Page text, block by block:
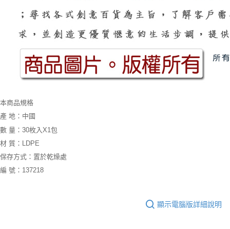
本商品規格
產 地：中國
數 量：30枚入X1包
材 質：LDPE
保存方式：置於乾燥處
編 號：137218
顯示電腦版詳細說明